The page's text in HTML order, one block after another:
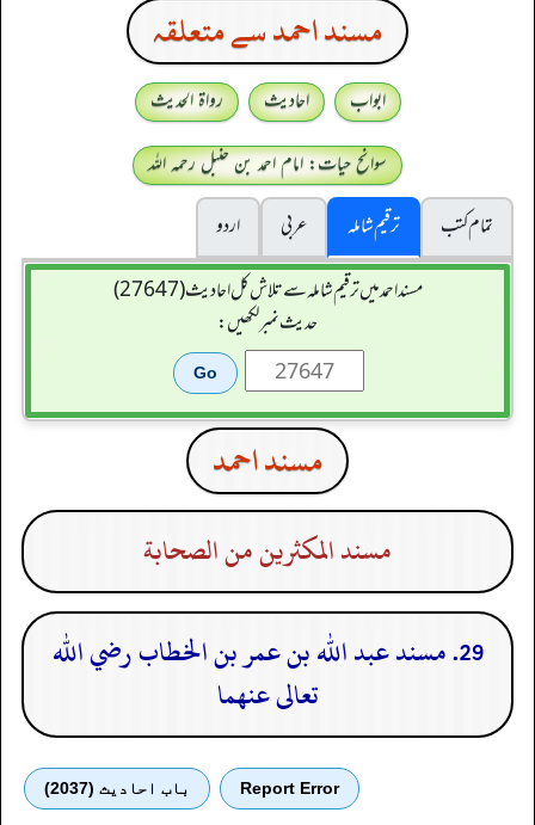
مسند احمد سے متعلقہ
ابواب احادیث
رواۃ الحدیث
سوانح حیات: امام احمد بن حنبل رحمہ اللہ
تمام کتب
ترقیم شاملہ عربی
اردو
مسند احمد میں ترقیم شاملہ سے تلاش کل احادیث (27647)
حدیث نمبر لکھیں:
مسند احمد
مسند المكثرين من الصحابة
29. مسند عبد الله بن عمر بن الخطاب رضي الله
تعالى عنهما
Report Error باب احادیث (2037)